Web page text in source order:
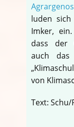
luden sich
Imker,
dass der
auch das
von
Text: Schu/